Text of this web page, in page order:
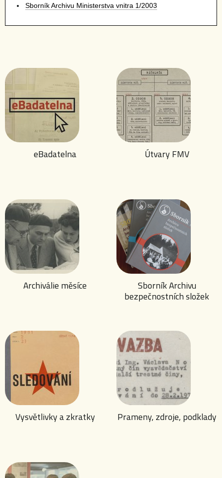
Sborník Archivu Ministerstva vnitra 1/2003
eBadatelna Útvary FMV
Archiválie měsíce
Sborník Archivu
bezpečnostních složek
Vysvětlivky a zkratky Prameny, zdroje, podklady